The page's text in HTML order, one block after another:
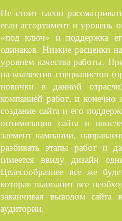
Не стоит слепо
если ассортимент и уровень
«под ключ» и поддержка
одинаков. Низкие расценки
уровнем качества работы.
на коллектив специалистов
новички в данной
компанией работ, и конечно
создание сайта и его
оптимизация сайта и
элемент кампании,
разбивать этапы работ и
(имеется ввиду дизайн
Целесообразнее все же
которая выполнит все
заканчивая выводом
аудитории.